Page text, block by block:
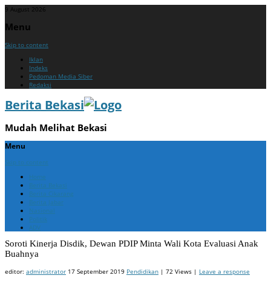
9 August 2026
Menu
Skip to content
Iklan
Indeks
Pedoman Media Siber
Redaksi
Berita Bekasi
Mudah Melihat Bekasi
Menu
Skip to content
Home
Berita Bekasi
Berita Cikarang
Berita Jabar
Nasional
Politik
ADV
Soroti Kinerja Disdik, Dewan PDIP Minta Wali Kota Evaluasi Anak
Buahnya
editor: administrator 17 September 2019 Pendidikan | 72 Views | Leave a response